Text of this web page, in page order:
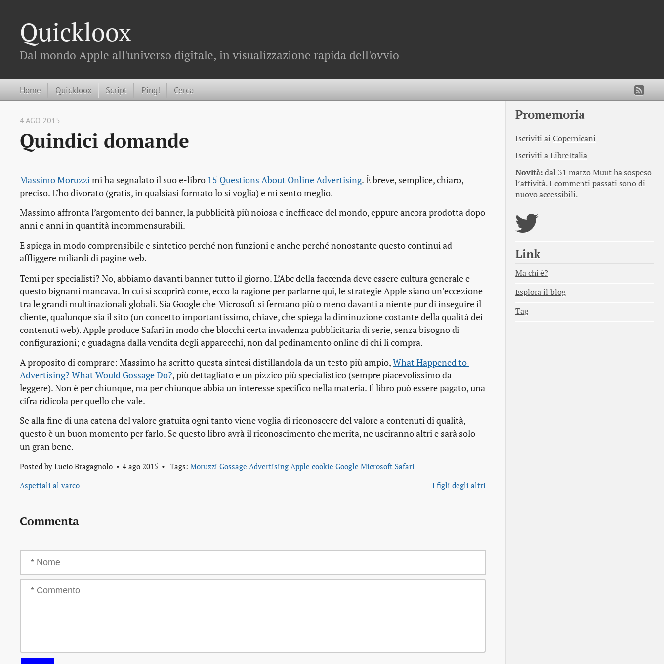
Quickloox
Dal mondo Apple all'universo digitale, in visualizzazione rapida dell'ovvio
Home Quickloox Script Ping! Cerca
4 AGO 2015
Quindici domande
Massimo Moruzzimi ha segnalato il suo e-libro 15 Questions About Online Advertising. È breve, semplice, chiaro,
preciso. L’ho divorato (gratis, in qualsiasi formato lo si voglia) e mi sento meglio.
Massimo affronta l’argomento dei banner, la pubblicità più noiosa e inefficace del mondo, eppure ancora prodotta dopo
anni e anni in quantità incommensurabili.
E spiega in modo comprensibile e sintetico perché non funzioni e anche perché nonostante questo continui ad
affliggere miliardi di pagine web.
Temi per specialisti? No, abbiamo davanti banner tutto il giorno. L’Abc della faccenda deve essere cultura generale e
questo bignami mancava. In cui si scoprirà come, ecco la ragione per parlarne qui, le strategie Apple siano un’eccezione
tra le grandi multinazionali globali. Sia Google che Microsoft si fermano più o meno davanti a niente pur di inseguire il
cliente, qualunque sia il sito (un concetto importantissimo, chiave, che spiega la diminuzione costante della qualità dei
contenuti web). Apple produce Safari in modo che blocchi certa invadenza pubblicitaria di serie, senza bisogno di
configurazioni; e guadagna dalla vendita degli apparecchi, non dal pedinamento online di chi li compra.
A proposito di comprare: Massimo ha scritto questa sintesi distillandola da un testo più ampio,What Happened to
Advertising? What Would Gossage Do?, più dettagliato e un pizzico più specialistico (sempre piacevolissimo da
leggere). Non è per chiunque, ma per chiunque abbia un interesse specifico nella materia. Il libro può essere pagato, una
cifra ridicola per quello che vale.
Se alla fine di una catena del valore gratuita ogni tanto viene voglia di riconoscere del valore a contenuti di qualità,
questo è un buon momento per farlo. Se questo libro avrà il riconoscimento che merita, ne usciranno altri e sarà solo
un gran bene.
Posted by Lucio Bragagnolo 4 ago 2015 Tags: Moruzzi Gossage Advertising Apple cookie Google Microsoft Safari
Aspettali al varco
I figli degli altri
Commenta
Promemoria
Iscriviti ai Copernicani
Iscriviti aLibreItalia
Novità:dal 31 marzo Muut ha sospeso
l’attività. I commenti passati sono di
nuovo accessibili.
Link
Ma chi è?
Esplora il blog
Tag